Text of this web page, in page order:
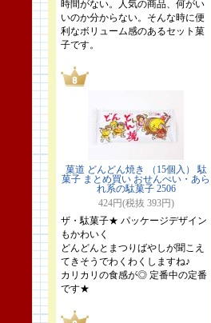
時間がない。人気の商品、何がい
いのか分からない。そんな時に便
利なボリューム感のあるセット菓
子です。
菓道 どんどん焼き （15個入） 駄
菓子 まとめ買い おせんべい・あら
れ系の駄菓子 2506
424円(税抜 393円)
ザ・駄菓子★ パッケージデザイン
もかわいく
どんどんとまつりばやしが聞こえ
てきそうでわくわくしますね♪
カリカリの食感が◎ 定番中の定番
です★